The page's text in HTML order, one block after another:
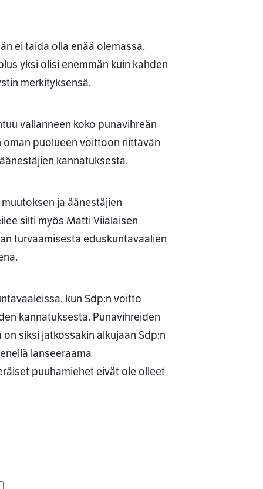
ei taida olla enää olemassa.
yksi olisi enemmän kuin kahden
merkityksensä.
vallanneen koko punavihreän
oman puolueen voittoon riittävän
kannatuksesta.
ja äänestäjien
silti myös Matti Viialaisen
turvaamisesta eduskuntavaalien
kun Sdp:n voitto
kannatuksesta. Punavihreiden
siksi jatkossakin alkujaan Sdp:n
lanseeraama
puuhamiehet eivät ole olleet